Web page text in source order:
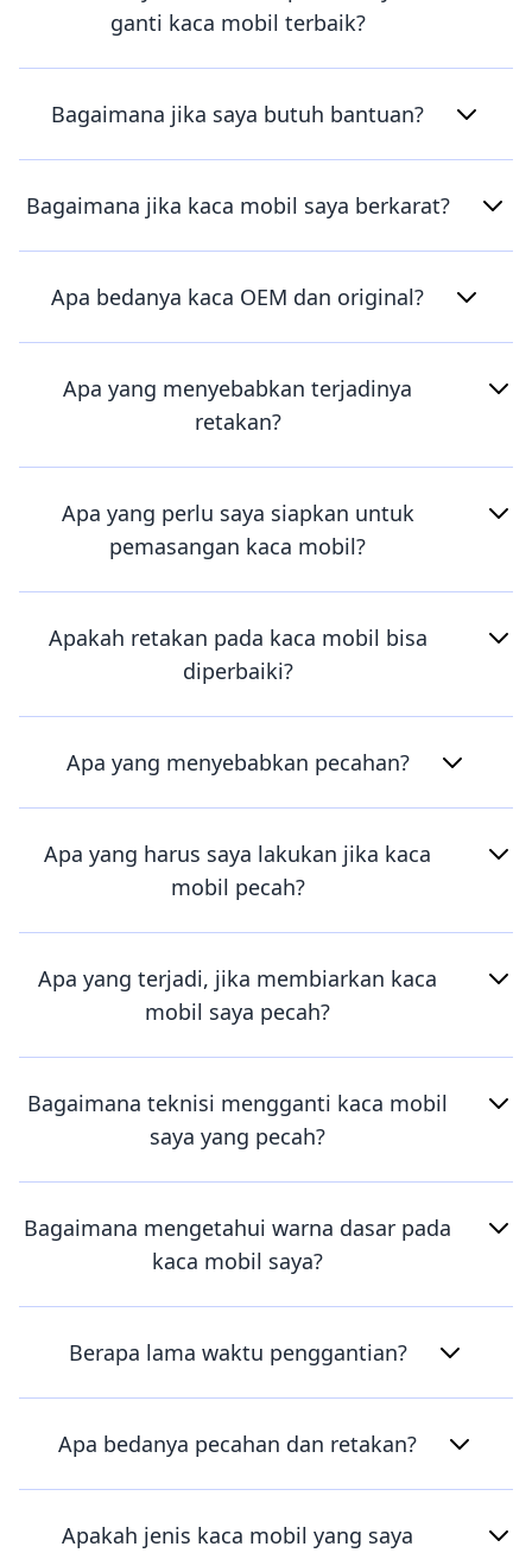
ganti kaca mobil terbaik?
Bagaimana jika saya butuh bantuan?
Bagaimana jika kaca mobil saya berkarat?
Apa bedanya kaca OEM dan original?
Apa yang menyebabkan terjadinya
retakan?
Apa yang perlu saya siapkan untuk
pemasangan kaca mobil?
Apakah retakan pada kaca mobil bisa
diperbaiki?
Apa yang menyebabkan pecahan?
Apa yang harus saya lakukan jika kaca
mobil pecah?
Apa yang terjadi, jika membiarkan kaca
mobil saya pecah?
Bagaimana teknisi mengganti kaca mobil
saya yang pecah?
Bagaimana mengetahui warna dasar pada
kaca mobil saya?
Berapa lama waktu penggantian?
Apa bedanya pecahan dan retakan?
Apakah jenis kaca mobil yang saya